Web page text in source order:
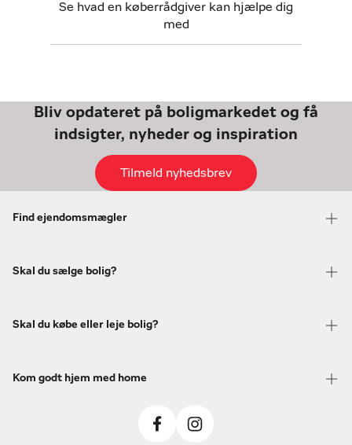
Se hvad en køberrådgiver kan hjælpe dig
med
Bliv opdateret på boligmarkedet og få
indsigter, nyheder og inspiration
Tilmeld nyhedsbrev
Find ejendomsmægler
Skal du sælge bolig?
Skal du købe eller leje bolig?
Kom godt hjem med home